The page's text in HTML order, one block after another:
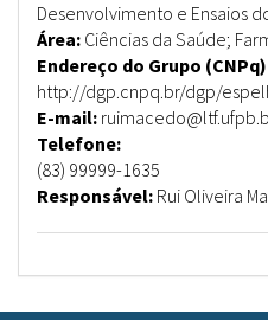
Desenvolvimento e Ensaios
Área: Ciências da Saúde;
Endereço do Grupo
http://dgp.cnpq.br/dgp/
E-mail:
Telefone:
(83) 99999-1635
Responsável: Rui Oliveira